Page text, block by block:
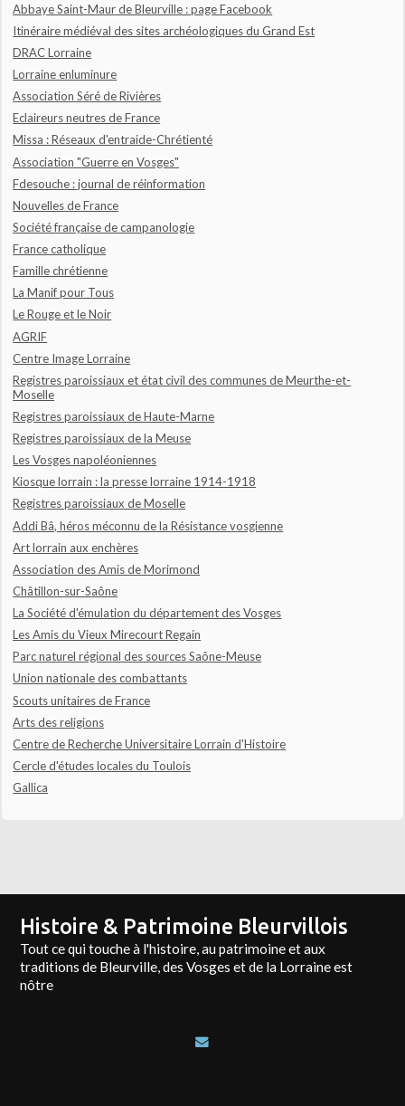
Abbaye Saint-Maur de Bleurville : page Facebook
Itinéraire médiéval des sites archéologiques du Grand Est
DRAC Lorraine
Lorraine enluminure
Association Séré de Rivières
Eclaireurs neutres de France
Missa : Réseaux d'entraide-Chrétienté
Association "Guerre en Vosges"
Fdesouche : journal de réinformation
Nouvelles de France
Société française de campanologie
France catholique
Famille chrétienne
La Manif pour Tous
Le Rouge et le Noir
AGRIF
Centre Image Lorraine
Registres paroissiaux et état civil des communes de Meurthe-et-
Moselle
Registres paroissiaux de Haute-Marne
Registres paroissiaux de la Meuse
Les Vosges napoléoniennes
Kiosque lorrain : la presse lorraine 1914-1918
Registres paroissiaux de Moselle
Addi Bâ, héros méconnu de la Résistance vosgienne
Art lorrain aux enchères
Association des Amis de Morimond
Châtillon-sur-Saône
La Société d'émulation du département des Vosges
Les Amis du Vieux Mirecourt Regain
Parc naturel régional des sources Saône-Meuse
Union nationale des combattants
Scouts unitaires de France
Arts des religions
Centre de Recherche Universitaire Lorrain d'Histoire
Cercle d'études locales du Toulois
Gallica
Histoire & Patrimoine Bleurvillois
Tout ce qui touche à l'histoire, au patrimoine et aux
traditions de Bleurville, des Vosges et de la Lorraine est
nôtre